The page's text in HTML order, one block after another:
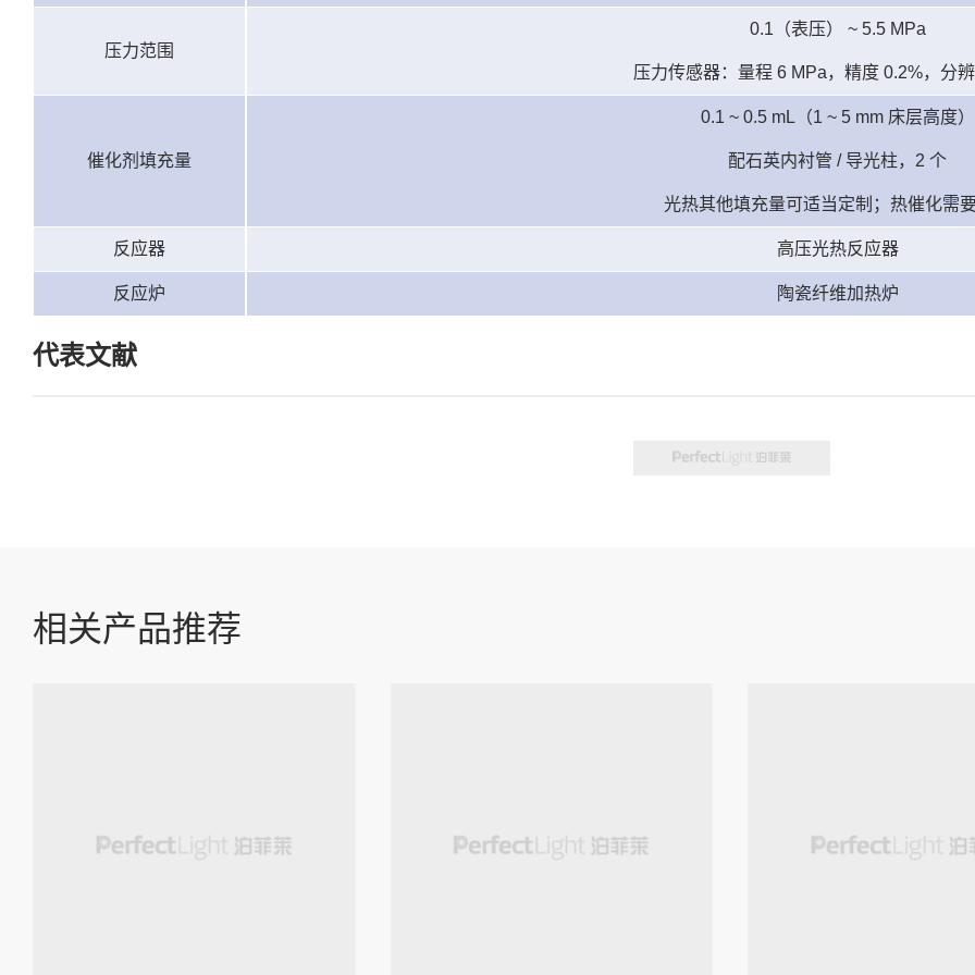
压力范围
0.1（表压） ~ 5.5 MPa
压力传感器：量程 6 MPa，精度 0.2%，分
催化剂填充量
0.1 ~ 0.5 mL（1 ~ 5 mm 床层高度）
配石英内衬管 / 导光柱，2 个
光热其他填充量可适当定制；热催化需
反应器 高压光热反应器
反应炉 陶瓷纤维加热炉
代表文献
相关产品推荐